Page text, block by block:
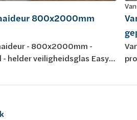
800x2000mm
- 800x2000mm -
helder veiligheidsglas Easy
90° - magneetsluiting -